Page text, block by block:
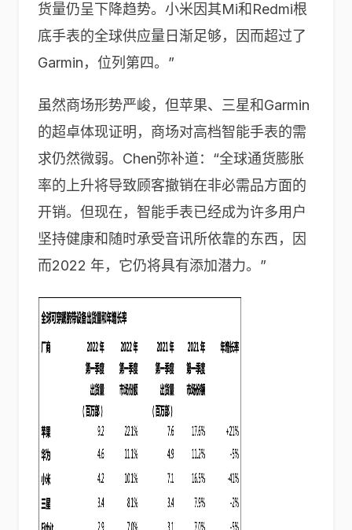
货量仍呈下降趋势。小米因其Mi和Redmi根
底手表的全球供应量日渐足够，因而超过了
Garmin，位列第四。”
虽然商场形势严峻，但苹果、三星和Garmin
的超卓体现证明，商场对高档智能手表的需
求仍然微弱。Chen弥补道：“全球通货膨胀
率的上升将导致顾客撤销在非必需品方面的
开销。但现在，智能手表已经成为许多用户
坚持健康和随时承受音讯所依靠的东西，因
而2022 年，它仍将具有添加潜力。”